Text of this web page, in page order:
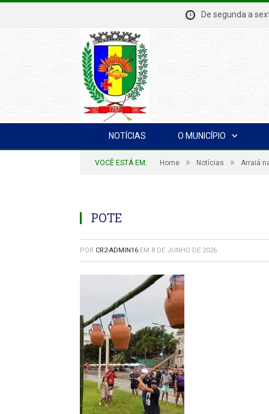
De segunda a
NOTÍCIAS O MUNICÍPIO
VOCÊ ESTÁ EM: Home » Notícias » Arraiá
POTE
POR CR2-ADMIN16 EM 8 DE JUNHO DE 2026